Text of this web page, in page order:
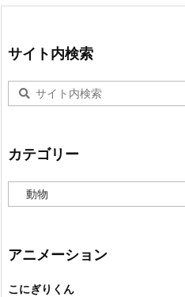
サイト内検索
カテゴリー
ー
アニメーション
こにぎりくん